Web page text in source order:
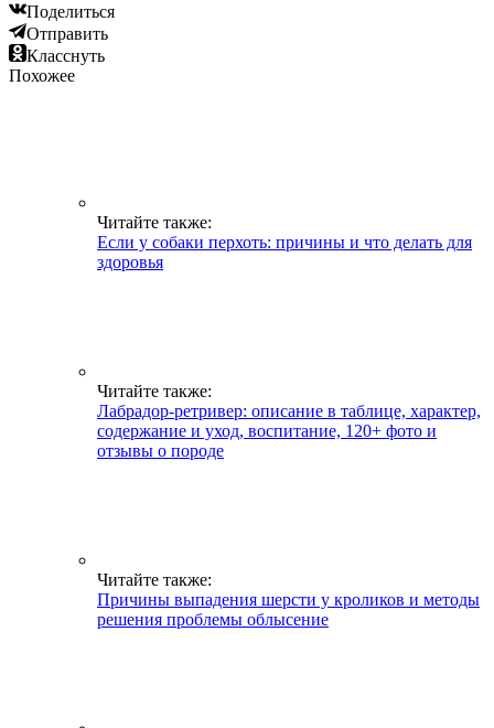
Поделиться
Отправить
Класснуть
Похожее
Читайте также:
Если у собаки перхоть: причины и что делать для
здоровья
Читайте также:
Лабрадор-ретривер: описание в таблице, характер,
содержание и уход, воспитание, 120+ фото и
отзывы о породе
Читайте также:
Причины выпадения шерсти у кроликов и методы
решения проблемы облысение